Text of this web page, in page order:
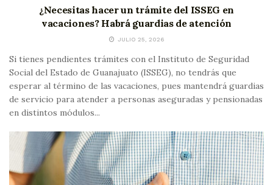
¿Necesitas hacer un trámite del ISSEG en
vacaciones? Habrá guardias de atención
JULIO 25, 2026
Si tienes pendientes trámites con el Instituto de Seguridad
Social del Estado de Guanajuato (ISSEG), no tendrás que
esperar al término de las vacaciones, pues mantendrá guardias
de servicio para atender a personas aseguradas y pensionadas
en distintos módulos...